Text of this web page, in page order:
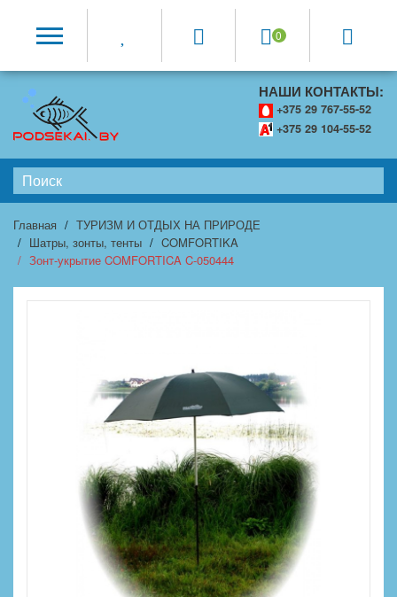
0
НАШИ КОНТАКТЫ:
+375 29 767-55-52
+375 29 104-55-52
Главная
ТУРИЗМ И ОТДЫХ НА ПРИРОДЕ
Шатры, зонты, тенты
COMFORTIKA
Зонт-укрытие COMFORTICA C-050444